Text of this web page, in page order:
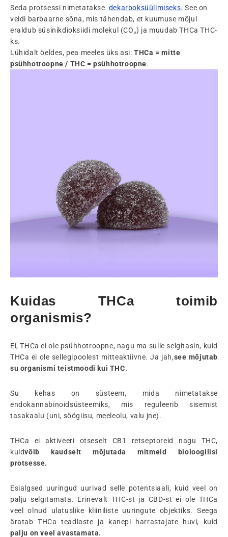
Seda protsessi nimetatakse dekarboksüülimiseks. See on
veidi barbaarne sõna, mis tähendab, et kuumuse mõjul
eraldub süsinikdioksiidi molekul (CO₂) ja muudab THCa THC-
ks.
Lühidalt öeldes, pea meeles üks asi:THCa = mitte
psühhotroopne / THC = psühhotroopne.
Kuidas THCa toimib
organismis?
Ei, THCa ei ole psühhotroopne, nagu ma sulle selgitasin, kuid
THCa ei ole sellegipoolest mitteaktiivne. Ja jah,see mõjutab
su organismi teistmoodi kui THC.
Su kehas on süsteem, mida nimetatakse
endokannabinoidsüsteemiks, mis reguleerib sisemist
tasakaalu (uni, söögiisu, meeleolu, valu jne).
THCa ei aktiveeri otseselt CB1 retseptoreid nagu THC,
kuidvõib kaudselt mõjutada mitmeid bioloogilisi
protsesse.
Esialgsed uuringud uurivad selle potentsiaali, kuid veel on
palju selgitamata. Erinevalt THC-st ja CBD-st ei ole THCa
veel olnud ulatuslike kliiniliste uuringute objektiks. Seega
äratab THCa teadlaste ja kanepi harrastajate huvi, kuid
palju on veel avastamata.